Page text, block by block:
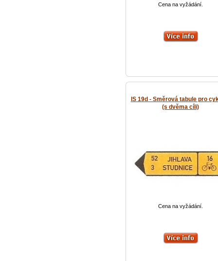
Cena na vyžádání.
IS 19d - Směrová tabule pro
(s dvěma cíli)
Cena na vyžádání.